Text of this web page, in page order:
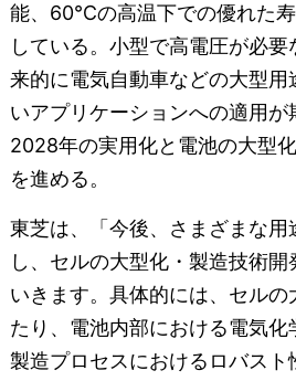
能、60℃の高温下での優れた寿
している。小型で高電圧が必
来的に電気自動車などの大型
いアプリケーションへの適用
2028年の実用化と電池の大型
を進める。
東芝は、「今後、さまざまな用
し、セルの大型化・製造技術
いきます。具体的には、セル
たり、電池内部における電気化
製造プロセスにおけるロバスト